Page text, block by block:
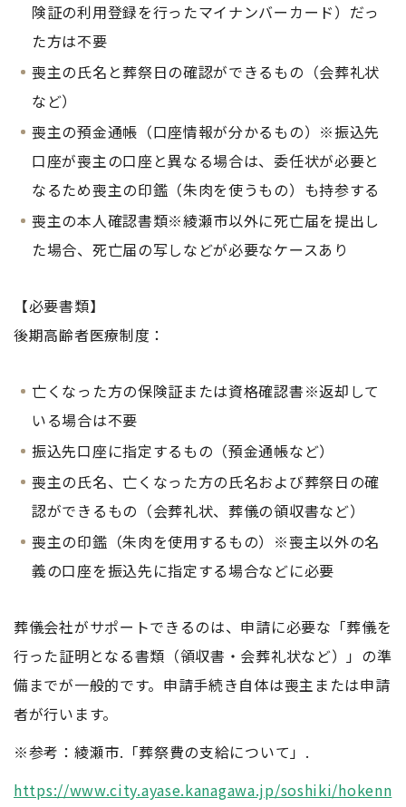
険証の利用登録を行ったマイナンバーカード）だっ
た方は不要
喪主の氏名と葬祭日の確認ができるもの（会葬礼状
など）
喪主の預金通帳（口座情報が分かるもの）※振込先
口座が喪主の口座と異なる場合は、委任状が必要と
なるため喪主の印鑑（朱肉を使うもの）も持参する
喪主の本人確認書類※綾瀬市以外に死亡届を提出し
た場合、死亡届の写しなどが必要なケースあり
【必要書類】
後期高齢者医療制度：
亡くなった方の保険証または資格確認書※返却して
いる場合は不要
振込先口座に指定するもの（預金通帳など）
喪主の氏名、亡くなった方の氏名および葬祭日の確
認ができるもの（会葬礼状、葬儀の領収書など）
喪主の印鑑（朱肉を使用するもの）※喪主以外の名
義の口座を振込先に指定する場合などに必要
葬儀会社がサポートできるのは、申請に必要な「葬儀を
行った証明となる書類（領収書・会葬礼状など）」の準
備までが一般的です。申請手続き自体は喪主または申請
者が行います。
※参考：綾瀬市.「葬祭費の支給について」.
https://www.city.ayase.kanagawa.jp/soshiki/hokenn